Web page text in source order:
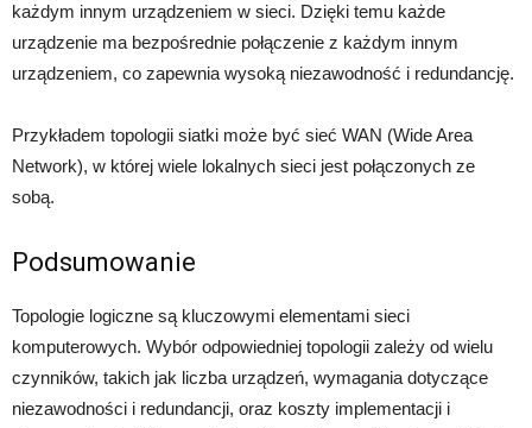
każdym innym urządzeniem w sieci. Dzięki temu każde
urządzenie ma bezpośrednie połączenie z każdym innym
urządzeniem, co zapewnia wysoką niezawodność i redundancję.
Przykładem topologii siatki może być sieć WAN (Wide Area
Network), w której wiele lokalnych sieci jest połączonych ze
sobą.
Podsumowanie
Topologie logiczne są kluczowymi elementami sieci
komputerowych. Wybór odpowiedniej topologii zależy od wielu
czynników, takich jak liczba urządzeń, wymagania dotyczące
niezawodności i redundancji, oraz koszty implementacji i